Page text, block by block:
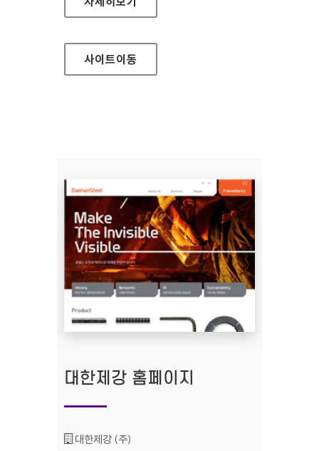
사이트이동
대한제강 홈페이지
기관명 :
대한제강 (주)